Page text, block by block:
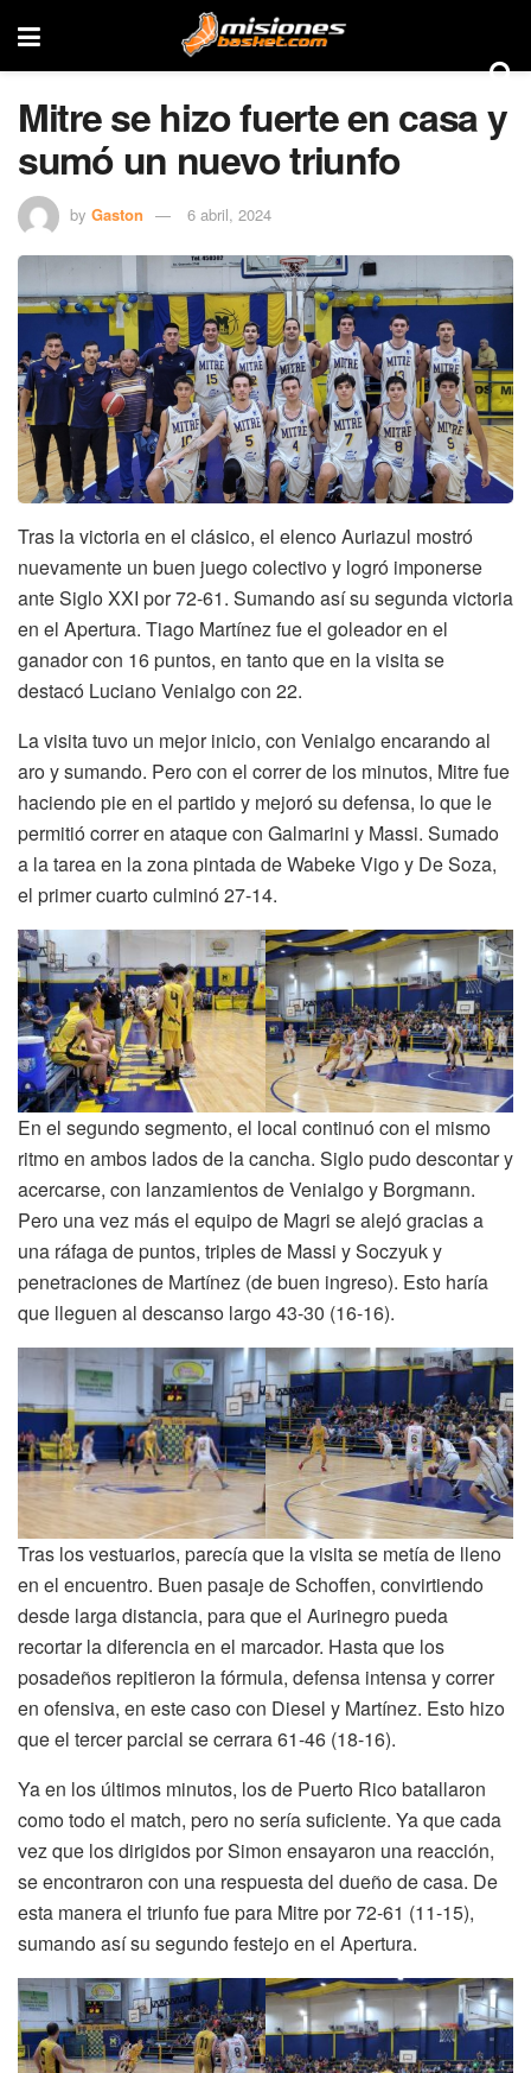
Mitre se hizo fuerte en casa y
sumó un nuevo triunfo
by Gaston 6 abril, 2024
Tras la victoria en el clásico, el elenco Auriazul mostró
nuevamente un buen juego colectivo y logró imponerse
ante Siglo XXI por 72-61. Sumando así su segunda victoria
en el Apertura. Tiago Martínez fue el goleador en el
ganador con 16 puntos, en tanto que en la visita se
destacó Luciano Venialgo con 22.
La visita tuvo un mejor inicio, con Venialgo encarando al
aro y sumando. Pero con el correr de los minutos, Mitre fue
haciendo pie en el partido y mejoró su defensa, lo que le
permitió correr en ataque con Galmarini y Massi. Sumado
a la tarea en la zona pintada de Wabeke Vigo y De Soza,
el primer cuarto culminó 27-14.
En el segundo segmento, el local continuó con el mismo
ritmo en ambos lados de la cancha. Siglo pudo descontar y
acercarse, con lanzamientos de Venialgo y Borgmann.
Pero una vez más el equipo de Magri se alejó gracias a
una ráfaga de puntos, triples de Massi y Soczyuk y
penetraciones de Martínez (de buen ingreso). Esto haría
que lleguen al descanso largo 43-30 (16-16).
Tras los vestuarios, parecía que la visita se metía de lleno
en el encuentro. Buen pasaje de Schoffen, convirtiendo
desde larga distancia, para que el Aurinegro pueda
recortar la diferencia en el marcador. Hasta que los
posadeños repitieron la fórmula, defensa intensa y correr
en ofensiva, en este caso con Diesel y Martínez. Esto hizo
que el tercer parcial se cerrara 61-46 (18-16).
Ya en los últimos minutos, los de Puerto Rico batallaron
como todo el match, pero no sería suficiente. Ya que cada
vez que los dirigidos por Simon ensayaron una reacción,
se encontraron con una respuesta del dueño de casa. De
esta manera el triunfo fue para Mitre por 72-61 (11-15),
sumando así su segundo festejo en el Apertura.